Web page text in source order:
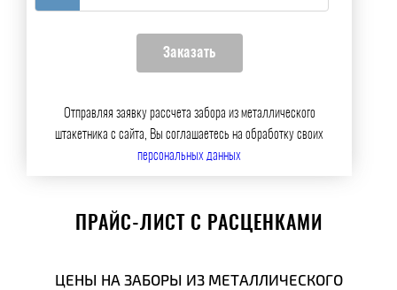
Отправляя заявку рассчета забора из металлического
штакетника с сайта, Вы соглашаетесь на обработку своих
персональных данных
ПРАЙС-ЛИСТ С РАСЦЕНКАМИ
ЦЕНЫ НА ЗАБОРЫ ИЗ МЕТАЛЛИЧЕСКОГО